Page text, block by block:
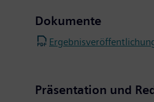
Dokumente
Präsentation und